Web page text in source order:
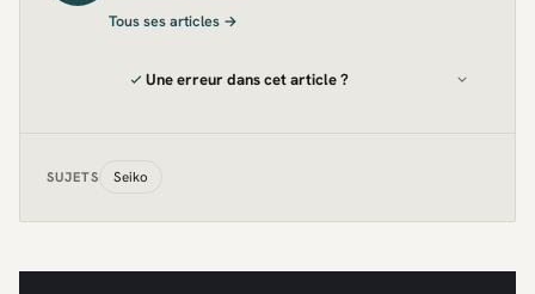
Tous ses articles →
Une erreur dans cet article ?
SUJETS Seiko